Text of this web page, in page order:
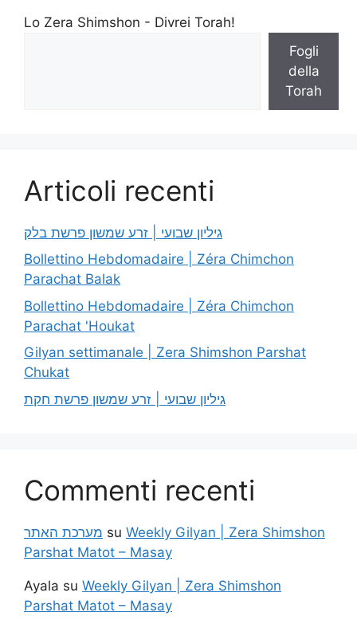
Lo Zera Shimshon - Divrei Torah!
Fogli
della
Torah
Articoli recenti
גיליון שבועי | זרע שמשון פרשת בלק
Bollettino Hebdomadaire | Zéra Chimchon
Parachat Balak
Bollettino Hebdomadaire | Zéra Chimchon
Parachat 'Houkat
Gilyan settimanale | Zera Shimshon Parshat
Chukat
גיליון שבועי | זרע שמשון פרשת חקת
Commenti recenti
מערכת האתר su Weekly Gilyan | Zera Shimshon
Parshat Matot – Masay
Ayala su Weekly Gilyan | Zera Shimshon
Parshat Matot – Masay